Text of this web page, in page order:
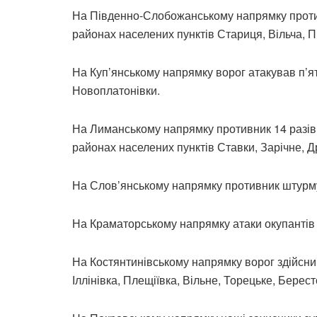
На Південно-Слобожанському напрямку
районах населених пунктів Стариця, Вільча,
На Куп’янському напрямку ворог атакував
Новоплатонівки.
На Лиманському напрямку противник 14
районах населених пунктів Ставки, Зарічне,
На Слов’янському напрямку противник
На Краматорському напрямку атаки окупантів
На Костянтинівському напрямку ворог
Іллінівка, Плещіївка, Вільне, Торецьке,